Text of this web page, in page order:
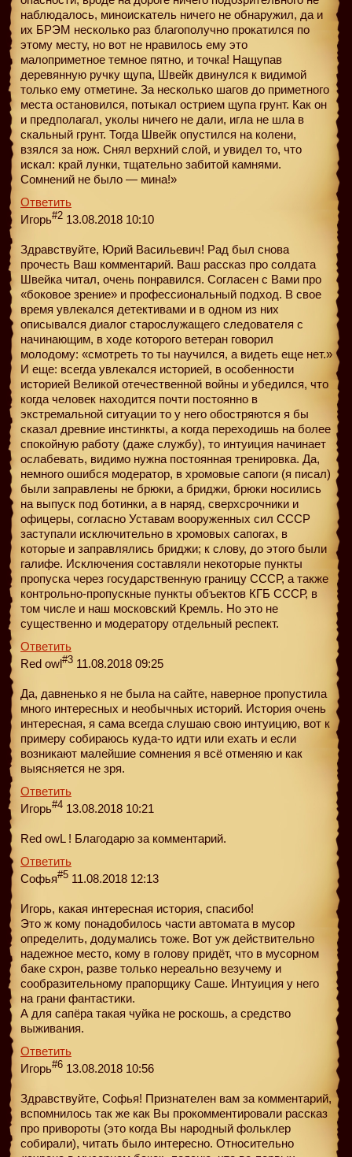
наблюдалось, миноискатель ничего не обнаружил, да и
их БРЭМ несколько раз благополучно прокатился по
этому месту, но вот не нравилось ему это
малоприметное темное пятно, и точка! Нащупав
деревянную ручку щупа, Швейк двинулся к видимой
только ему отметине. За несколько шагов до приметного
места остановился, потыкал острием щупа грунт. Как он
и предполагал, уколы ничего не дали, игла не шла в
скальный грунт. Тогда Швейк опустился на колени,
взялся за нож. Снял верхний слой, и увидел то, что
искал: край лунки, тщательно забитой камнями.
Сомнений не было — мина!»
Ответить
Игорь#2 13.08.2018 10:10
Здравствуйте, Юрий Васильевич! Рад был снова
прочесть Ваш комментарий. Ваш рассказ про солдата
Швейка читал, очень понравился. Согласен с Вами про
«боковое зрение» и профессиональный подход. В свое
время увлекался детективами и в одном из них
описывался диалог старослужащего следователя с
начинающим, в ходе которого ветеран говорил
молодому: «смотреть то ты научился, а видеть еще нет.»
И еще: всегда увлекался историей, в особенности
историей Великой отечественной войны и убедился, что
когда человек находится почти постоянно в
экстремальной ситуации то у него обостряются я бы
сказал древние инстинкты, а когда переходишь на более
спокойную работу (даже службу), то интуиция начинает
ослабевать, видимо нужна постоянная тренировка. Да,
немного ошибся модератор, в хромовые сапоги (я писал)
были заправлены не брюки, а бриджи, брюки носились
на выпуск под ботинки, а в наряд, сверхсрочники и
офицеры, согласно Уставам вооруженных сил СССР
заступали исключительно в хромовых сапогах, в
которые и заправлялись бриджи; к слову, до этого были
галифе. Исключения составляли некоторые пункты
пропуска через государственную границу СССР, а также
контрольно-пропускные пункты объектов КГБ СССР, в
том числе и наш московский Кремль. Но это не
существенно и модератору отдельный респект.
Ответить
Red owl#3 11.08.2018 09:25
Да, давненько я не была на сайте, наверное пропустила
много интересных и необычных историй. История очень
интересная, я сама всегда слушаю свою интуицию, вот к
примеру собираюсь куда-то идти или ехать и если
возникают малейшие сомнения я всё отменяю и как
выясняется не зря.
Ответить
Игорь#4 13.08.2018 10:21
Red owL ! Благодарю за комментарий.
Ответить
Софья#5 11.08.2018 12:13
Игорь, какая интересная история, спасибо!
Это ж кому понадобилось части автомата в мусор
определить, додумались тоже. Вот уж действительно
надежное место, кому в голову придёт, что в мусорном
баке схрон, разве только нереально везучему и
сообразительному прапорщику Саше. Интуиция у него
на грани фантастики.
А для сапёра такая чуйка не роскошь, а средство
выживания.
Ответить
Игорь#6 13.08.2018 10:56
Здравствуйте, Софья! Признателен вам за комментарий,
вспомнилось так же как Вы прокомментировали рассказ
про привороты (это когда Вы народный фольклер
собирали), читать было интересно. Относительно